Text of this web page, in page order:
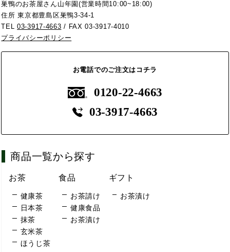
巣鴨のお茶屋さん山年園(営業時間10:00~18:00)
住所 東京都豊島区巣鴨3-34-1
TEL03-3917-4663 / FAX 03-3917-4010
プライバシーポリシー
お電話でのご注文はコチラ
0120-22-4663
03-3917-4663
商品一覧から探す
お茶
健康茶
日本茶
抹茶
玄米茶
ほうじ茶
食品
お茶請け
健康食品
お茶漬け
ギフト
お茶漬け